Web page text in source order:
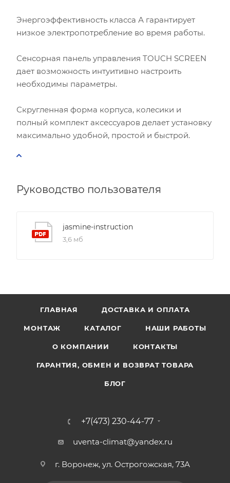
Энергоэффективность класса А гарантирует
низкое электропотребление во время работы.
Сенсорная панель управления TOUCH SCREEN
дает возможность интуитивно настроить
необходимы параметры.
Скругленная форма корпуса, колесики и
полный комплект аксессуаров делает установку
максимально удобной, простой и быстрой.
Руководство пользователя
jasmine-instruction
3,6 мб
ГЛАВНАЯ ДОСТАВКА И ОПЛАТА
МОНТАЖ КАТАЛОГ НАШИ РАБОТЫ
О КОМПАНИИ КОНТАКТЫ
ГАРАНТИЯ, ОБМЕН И ВОЗВРАТ ТОВАРА
БЛОГ
+7(473) 230-44-77
uventa-climat@yandex.ru
г. Воронеж, ул. Острогожская, 73А